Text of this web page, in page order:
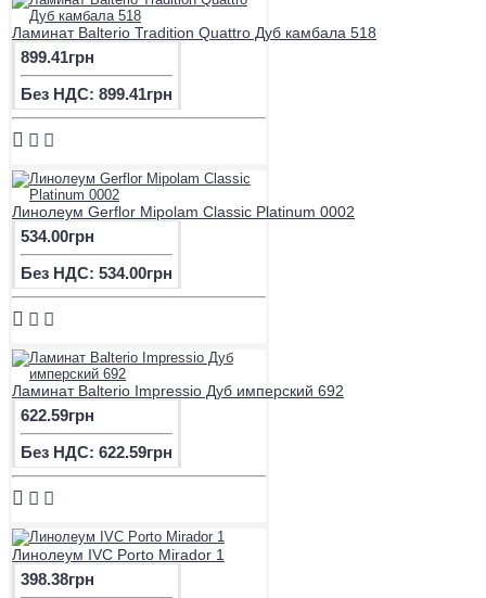
Ламинат Balterio Tradition Quattro Дуб камбала 518
899.41грн
Без НДС: 899.41грн
Линолеум Gerflor Mipolam Classic Platinum 0002
534.00грн
Без НДС: 534.00грн
Ламинат Balterio Impressio Дуб имперский 692
622.59грн
Без НДС: 622.59грн
Линолеум IVC Porto Mirador 1
398.38грн